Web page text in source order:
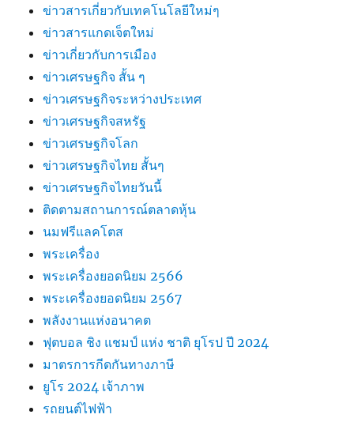
ข่าวสารเกี่ยวกับเทคโนโลยีใหม่ๆ
ข่าวสารแกดเจ็ตใหม่
ข่าวเกี่ยวกับการเมือง
ข่าวเศรษฐกิจ สั้น ๆ
ข่าวเศรษฐกิจระหว่างประเทศ
ข่าวเศรษฐกิจสหรัฐ
ข่าวเศรษฐกิจโลก
ข่าวเศรษฐกิจไทย สั้นๆ
ข่าวเศรษฐกิจไทยวันนี้
ติดตามสถานการณ์ตลาดหุ้น
นมฟรีแลคโตส
พระเครื่อง
พระเครื่องยอดนิยม 2566
พระเครื่องยอดนิยม 2567
พลังงานแห่งอนาคต
ฟุตบอล ชิง แชมป์ แห่ง ชาติ ยุโรป ปี 2024
มาตรการกีดกันทางภาษี
ยูโร 2024 เจ้าภาพ
รถยนต์ไฟฟ้า